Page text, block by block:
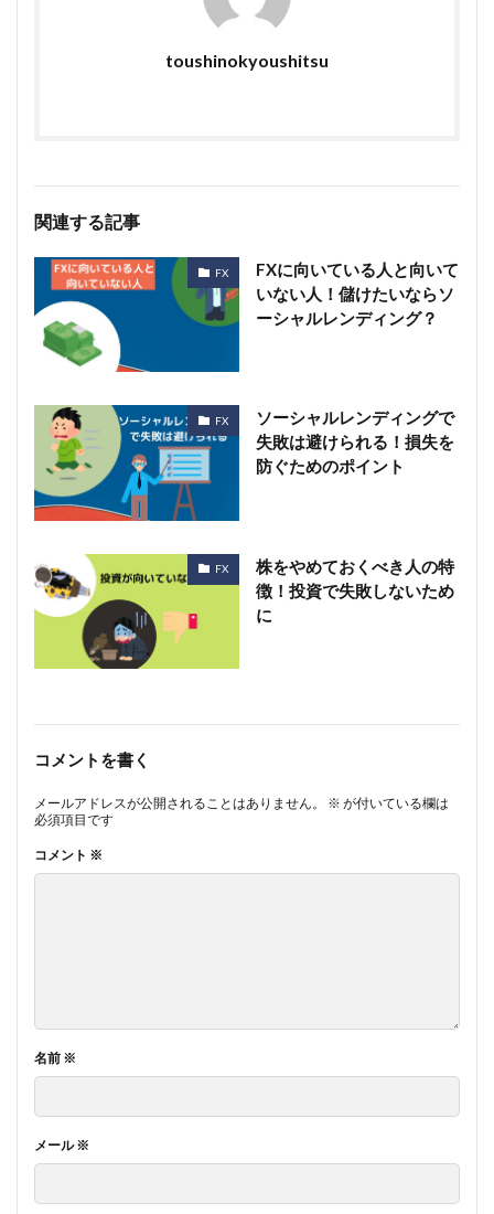
toushinokyoushitsu
関連する記事
FX
FXに向いている人と向いて
いない人！儲けたいならソ
ーシャルレンディング？
FX
ソーシャルレンディングで
失敗は避けられる！損失を
防ぐためのポイント
FX
株をやめておくべき人の特
徴！投資で失敗しないため
に
コメントを書く
メールアドレスが公開されることはありません。 ※ が付いている欄は
必須項目です
コメント ※
名前 ※
メール※